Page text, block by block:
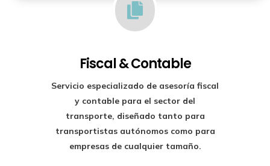

Fiscal & Contable
Servicio especializado de asesoría fiscal
y contable para el sector del
transporte, diseñado tanto para
transportistas autónomos como para
empresas de cualquier tamaño.